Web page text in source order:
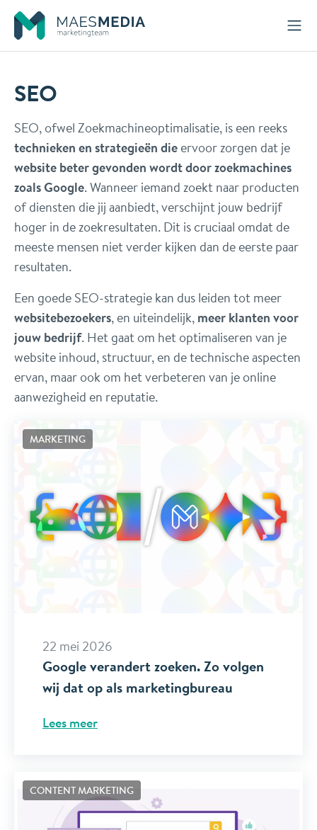
Naar inhoud
SEO
SEO, ofwel Zoekmachineoptimalisatie, is een reeks
technieken en strategieën dieervoor zorgen dat je
website beter gevonden wordt door zoekmachines
zoals Google. Wanneer iemand zoekt naar producten
of diensten die jij aanbiedt, verschijnt jouw bedrijf
hoger in de zoekresultaten. Dit is cruciaal omdat de
meeste mensen niet verder kijken dan de eerste paar
resultaten.
Een goede SEO-strategie kan dus leiden tot meer
websitebezoekers, en uiteindelijk,meer klanten voor
jouw bedrijf. Het gaat om het optimaliseren van je
website inhoud, structuur, en de technische aspecten
ervan, maar ook om het verbeteren van je online
aanwezigheid en reputatie.
MARKETING
22 mei 2026
Google verandert zoeken. Zo volgen
wij dat op als marketingbureau
Lees meer
CONTENT MARKETING